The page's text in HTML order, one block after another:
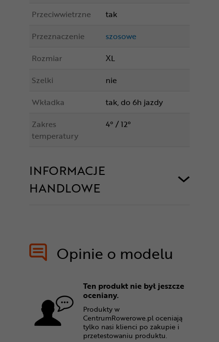
Przeciwwietrzne
tak
Przeznaczenie
szosowe
Rozmiar
XL
Szelki
nie
Wkładka
tak, do 6h jazdy
Zakres
temperatury
4° / 12°
INFORMACJE
HANDLOWE
Opinie o modelu
Ten produkt nie był jeszcze
oceniany.
Produkty w
CentrumRowerowe.pl oceniają
tylko nasi klienci po zakupie i
przetestowaniu produktu.